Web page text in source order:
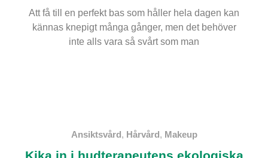
Att få till en perfekt bas som håller hela dagen kan
kännas knepigt många gånger, men det behöver
inte alls vara så svårt som man
Ansiktsvård, Hårvård, Makeup
Kika in i hudterapeutens ekologiska